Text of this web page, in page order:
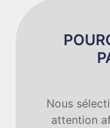
Nous
attention